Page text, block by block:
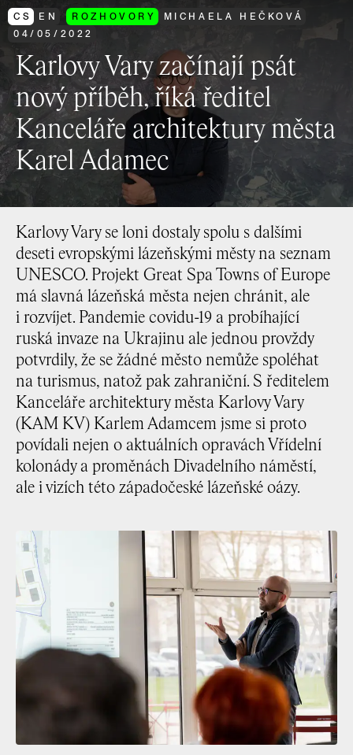
CS EN ROZHOVORY
MICHAELA HEČKOVÁ
04/ 05/ 2022
Karlovy Vary začínají psát
nový příběh, říká ředitel
Kanceláře architektury města
Karel Adamec
Karlovy Vary se loni dostaly spolu s dalšími
deseti evropskými lázeňskými městy na seznam
UNESCO. Projekt Great Spa Towns of Europe
má slavná lázeňská města nejen chránit, ale
i rozvíjet. Pandemie covidu-19 a probíhající
ruská invaze na Ukrajinu ale jednou provždy
potvrdily, že se žádné město nemůže spoléhat
na turismus, natož pak zahraniční. S ředitelem
Kanceláře architektury města Karlovy Vary
(KAM KV) Karlem Adamcem jsme si proto
povídali nejen o aktuálních opravách Vřídelní
kolonády a proměnách Divadelního náměstí,
ale i vizích této západočeské lázeňské oázy.